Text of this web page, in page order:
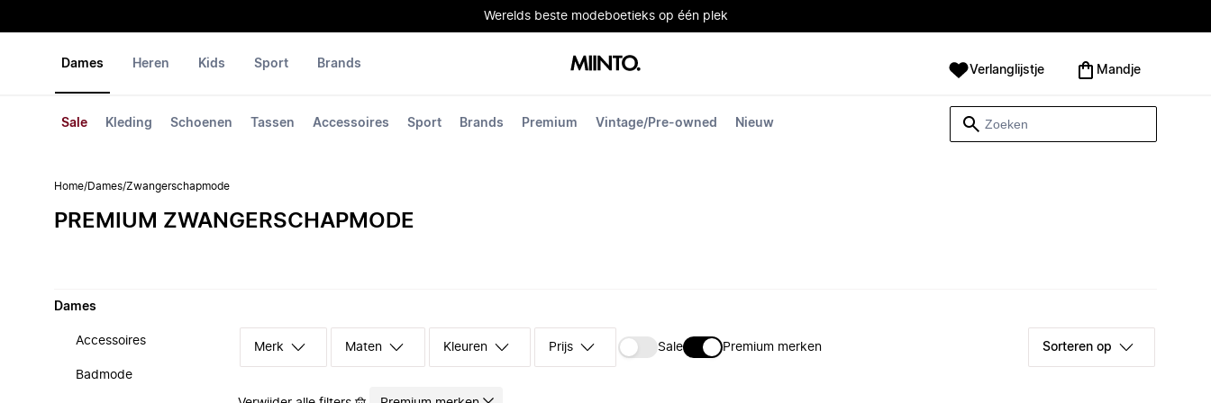
Werelds beste modeboetieks op één plek
Dames
Sale Kleding Schoenen Tassen Accessoires Sport Brands Premium Vintage/Pre-owned Nieuw
Heren Kids Sport Brands Verlanglijstje Mandje
Home/Dames/Zwangerschapmode
PREMIUM ZWANGERSCHAPMODE
Dames
Accessoires
Badmode
Merk Maten Kleuren Prijs Sale Premium merken Sorteren op